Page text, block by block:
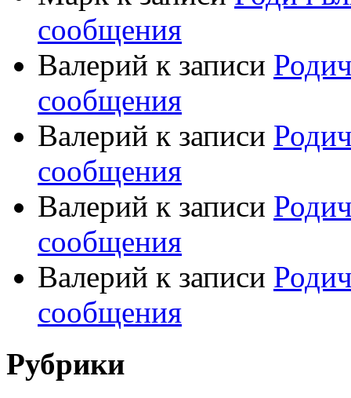
сообщения
Валерий к записи
сообщения
Валерий к записи
сообщения
Валерий к записи
сообщения
Валерий к записи
сообщения
Рубрики